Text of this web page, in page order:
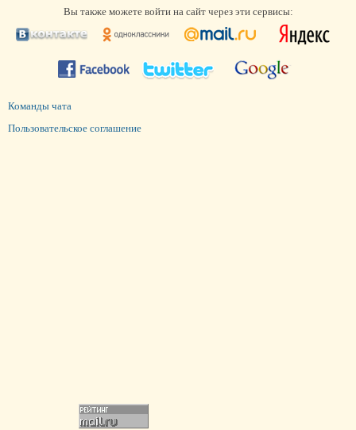
Вы также можете войти на сайт через эти сервисы:
Команды чата
Пользовательское соглашение